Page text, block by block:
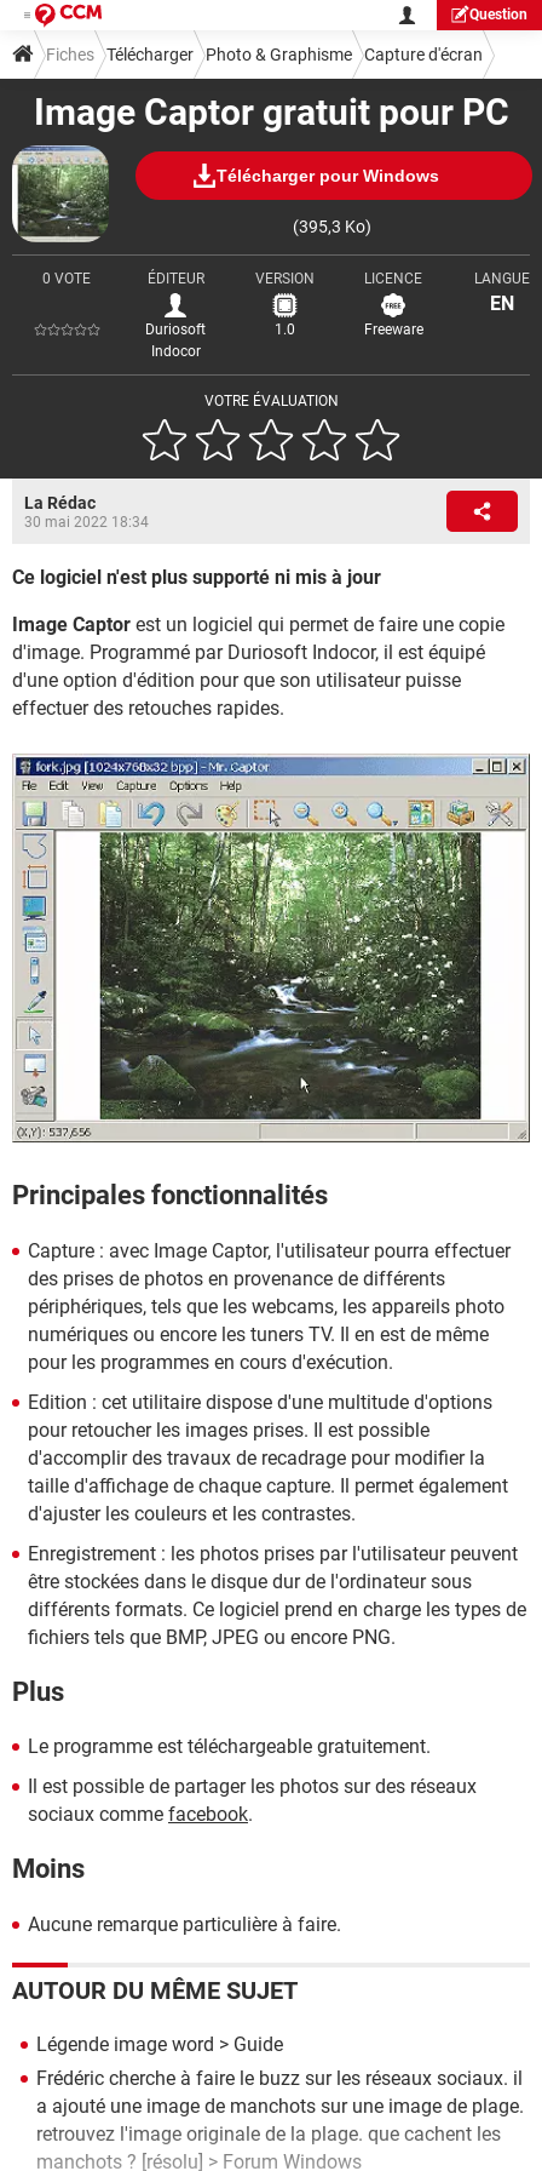
Question
Image Captor gratuit pour PC
Télécharger pour Windows
(395,3 Ko)
VOTRE ÉVALUATION
0 VOTE ÉDITEUR
Duriosoft
Indocor
VERSION
1.0
LICENCE
Freeware
LANGUE
EN
Fiches Télécharger Photo & Graphisme Capture d'écran
La Rédac
30 mai 2022 18:34
Ce logiciel n'est plus supporté ni mis à jour
Image Captor est un logiciel qui permet de faire une copie
d'image. Programmé par Duriosoft Indocor, il est équipé
d'une option d'édition pour que son utilisateur puisse
effectuer des retouches rapides.
Principales fonctionnalités
Capture : avec Image Captor, l'utilisateur pourra effectuer
des prises de photos en provenance de différents
périphériques, tels que les webcams, les appareils photo
numériques ou encore les tuners TV. Il en est de même
pour les programmes en cours d'exécution.
Edition : cet utilitaire dispose d'une multitude d'options
pour retoucher les images prises. Il est possible
d'accomplir des travaux de recadrage pour modifier la
taille d'affichage de chaque capture. Il permet également
d'ajuster les couleurs et les contrastes.
Enregistrement : les photos prises par l'utilisateur peuvent
être stockées dans le disque dur de l'ordinateur sous
différents formats. Ce logiciel prend en charge les types de
fichiers tels que BMP, JPEG ou encore PNG.
Plus
Le programme est téléchargeable gratuitement.
Il est possible de partager les photos sur des réseaux
sociaux comme facebook.
Moins
Aucune remarque particulière à faire.
AUTOUR DU MÊME SUJET
Légende image word > Guide
Frédéric cherche à faire le buzz sur les réseaux sociaux. il
a ajouté une image de manchots sur une image de plage.
retrouvez l'image originale de la plage. que cachent les
manchots ? [résolu] > Forum Windows